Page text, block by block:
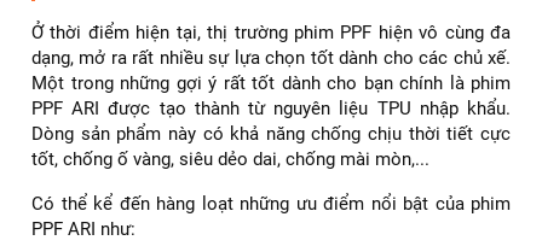
Ở thời điểm hiện tại, thị trường phim PPF hiện vô cùng đa
dạng, mở ra rất nhiều sự lựa chọn tốt dành cho các chủ xế.
Một trong những gợi ý rất tốt dành cho bạn chính là phim
PPF ARI được tạo thành từ nguyên liệu TPU nhập khẩu.
Dòng sản phẩm này có khả năng chống chịu thời tiết cực
tốt, chống ố vàng, siêu dẻo dai, chống mài mòn,...
Có thể kể đến hàng loạt những ưu điểm nổi bật của phim
PPF ARI như: